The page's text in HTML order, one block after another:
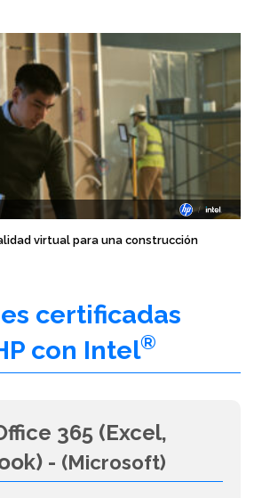
virtual para una construcción
certificadas
con Intel®
365 (Excel,
- (Microsoft)